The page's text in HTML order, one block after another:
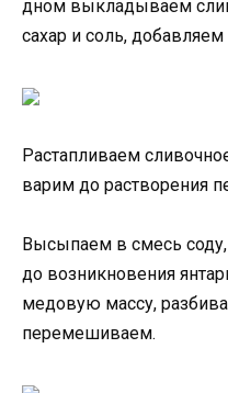
дном выкладываем
сахар и соль,
Растапливаем
варим до растворения
Высыпаем в смесь
до возникновения
медовую массу,
перемешиваем.